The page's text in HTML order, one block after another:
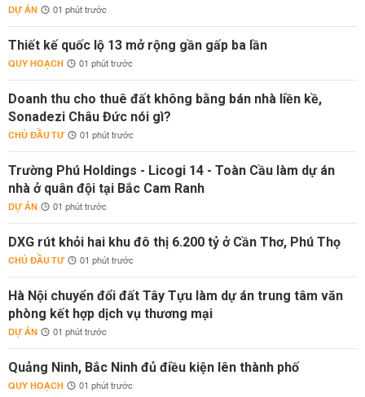
DỰ ÁN 01 phút trước
Thiết kế quốc lộ 13 mở rộng gần gấp ba lần
QUY HOẠCH 01 phút trước
Doanh thu cho thuê đất không bằng bán nhà liền kề,
Sonadezi Châu Đức nói gì?
CHỦ ĐẦU TƯ 01 phút trước
Trường Phú Holdings - Licogi 14 - Toàn Cầu làm dự án
nhà ở quân đội tại Bắc Cam Ranh
DỰ ÁN 01 phút trước
DXG rút khỏi hai khu đô thị 6.200 tỷ ở Cần Thơ, Phú Thọ
CHỦ ĐẦU TƯ 01 phút trước
Hà Nội chuyển đổi đất Tây Tựu làm dự án trung tâm văn
phòng kết hợp dịch vụ thương mại
DỰ ÁN 01 phút trước
Quảng Ninh, Bắc Ninh đủ điều kiện lên thành phố
QUY HOẠCH 01 phút trước